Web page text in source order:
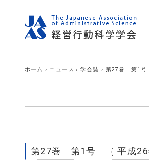
ホーム › ニュース ›学会誌 › 第27巻 第1号
第27巻 第1号 （ 平成26